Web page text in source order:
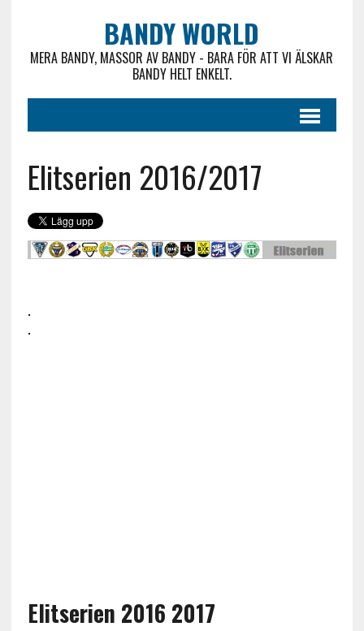
BANDY WORLD
MERA BANDY, MASSOR AV BANDY - BARA FÖR ATT VI ÄLSKAR
BANDY HELT ENKELT.
Elitserien 2016/2017
.
.
Elitserien 2016 2017